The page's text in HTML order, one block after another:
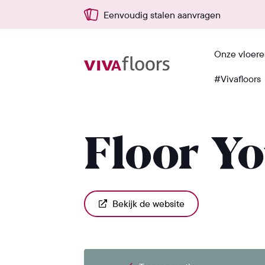
Eenvoudig stalen aanvragen
Onze
#Vivafloors
Floor
Bekijk de website